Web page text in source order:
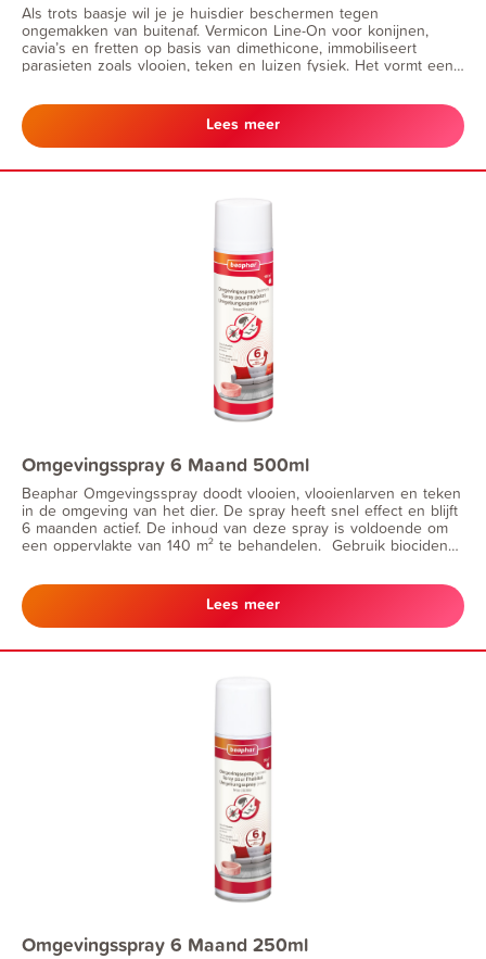
Als trots baasje wil je je huisdier beschermen tegen
ongemakken van buitenaf. Vermicon Line-On voor konijnen,
cavia’s en fretten op basis van dimethicone, immobiliseert
parasieten zoals vlooien, teken en luizen fysiek. Het vormt een
ontdekken en spelen, zonder chemische insecticiden.
Lees meer
Omgevingsspray 6 Maand 500ml
Beaphar Omgevingsspray doodt vlooien, vlooienlarven en teken
in de omgeving van het dier. De spray heeft snel effect en blijft
6 maanden actief. De inhoud van deze spray is voldoende om
een oppervlakte van 140 m² te behandelen. Gebruik biociden
Lees meer
Omgevingsspray 6 Maand 250ml